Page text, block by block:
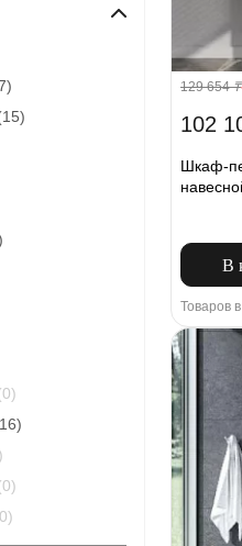
)
15)
0)
16)
0)
0)
129 654₸
102
Шкаф-
В
Товаров